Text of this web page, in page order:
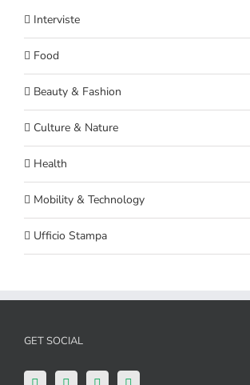
Interviste
Food
Beauty & Fashion
Culture & Nature
Health
Mobility & Technology
Ufficio Stampa
GET SOCIAL